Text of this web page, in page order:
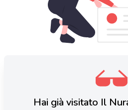
Hai già visitato Il